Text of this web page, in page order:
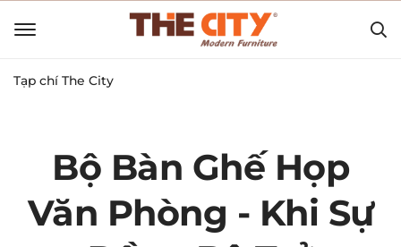
Tạp chí The City
Bộ Bàn Ghế Họp
Văn Phòng - Khi Sự